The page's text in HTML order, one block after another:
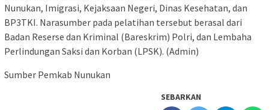
Nunukan, Imigrasi, Kejaksaan Negeri, Dinas Kesehatan, dan
BP3TKI. Narasumber pada pelatihan tersebut berasal dari
Badan Reserse dan Kriminal (Bareskrim) Polri, dan Lembaha
Perlindungan Saksi dan Korban (LPSK). (Admin)
Sumber Pemkab Nunukan
SEBARKAN